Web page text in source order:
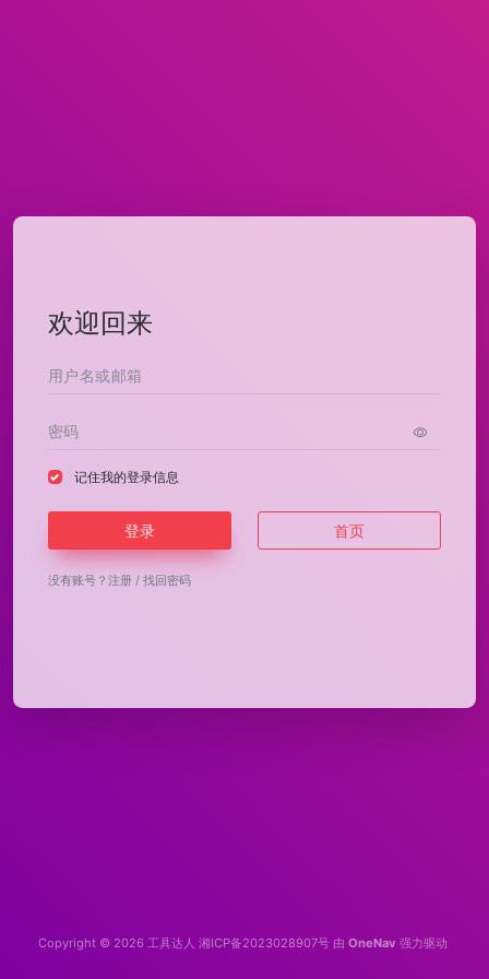
欢迎回来
记住我的登录信息
登录 首页
没有账号？ 注册 / 找回密码
Copyright © 2026 工具达人 湘ICP备2023028907号 由 OneNav 强力驱动